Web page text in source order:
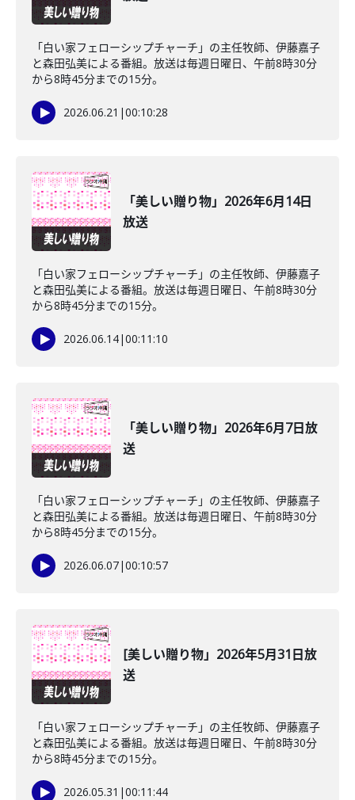
「白い家フェローシップチャーチ」の主任牧師、伊藤嘉子
と森田弘美による番組。放送は毎週日曜日、午前8時30分
から8時45分までの15分。
2026.06.21 |00:10:28
「美しい贈り物」2026年6月14日
放送
「白い家フェローシップチャーチ」の主任牧師、伊藤嘉子
と森田弘美による番組。放送は毎週日曜日、午前8時30分
から8時45分までの15分。
2026.06.14|00:11:10
「美しい贈り物」2026年6月7日放
送
「白い家フェローシップチャーチ」の主任牧師、伊藤嘉子
と森田弘美による番組。放送は毎週日曜日、午前8時30分
から8時45分までの15分。
2026.06.07|00:10:57
[美しい贈り物」2026年5月31日放
送
「白い家フェローシップチャーチ」の主任牧師、伊藤嘉子
と森田弘美による番組。放送は毎週日曜日、午前8時30分
から8時45分までの15分。
2026.05.31 |00:11:44